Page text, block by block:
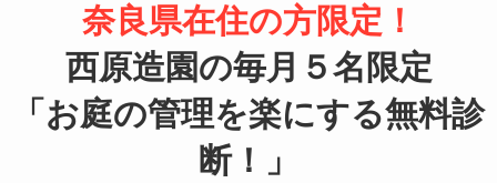
奈良県在住の方限定！
西原造園の毎月５名限定
「お庭の管理を楽にする無料診
断！」